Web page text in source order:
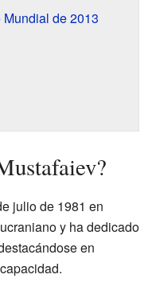
de 2013
julio de 1981 en
y ha dedicado
en